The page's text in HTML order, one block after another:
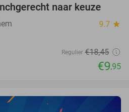
naar keuze
9.7 star
Regulier €18,45
€9,95